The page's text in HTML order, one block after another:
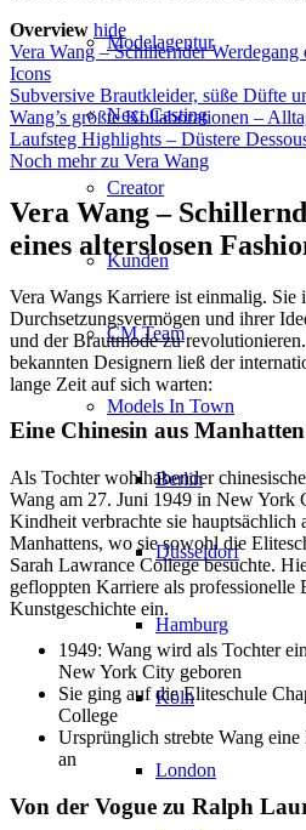
Modelagentur
Next Casting
Creator
Kunden
CM Team
Models In Town
Berlin
Düsseldorf
Hamburg
Köln
London
Overview hide
Vera Wang – Schillernder Werdegang
Icons
Subversive Brautkleider, süße Düfte
Wang’s größte Kollaborationen –
Laufsteg Highlights – Düstere
Noch mehr zu Vera Wang
Vera Wang –
eines alterslosen
Vera Wangs Karriere ist einmalig. Sie
Durchsetzungsvermögen und ihrer
und der Brautmode zu
bekannten Designern ließ der
lange Zeit auf sich warten:
Eine Chinesin aus Manhatten
Als Tochter wohlhabender
Wang am 27. Juni 1949 in New York
Kindheit verbrachte sie hauptsächlich
Manhattens, wo sie sowohl die
Sarah Lawrance College besuchte.
gefloppten Karriere als professionelle
Kunstgeschichte ein.
1949: Wang wird als Tochter
New York City geboren
Sie ging auf die Eliteschule
College
Ursprünglich strebte Wang
an
Von der Vogue zu Ralph